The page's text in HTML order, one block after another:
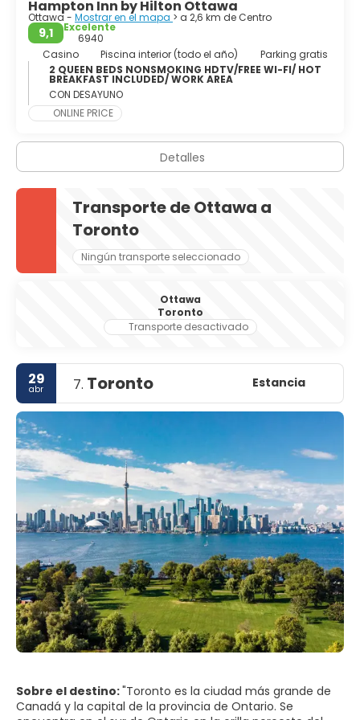
transforma en una pista de patinaje masiva. También
hay dos museos notables, la Galería Nacional de Canadá,
y el Museo Canadiense de la Civilización.
La capital de Canadá difícilmente podría ser más
hermosa. Dinámico, sociable, bilingüe, la ciudad cuenta
con festivales, parques, teatros, museos, restaurantes,
tiendas y suficientes lugares para cumplir con las
Hampton Inn by Hilton Ottawa
Ottawa - Mostrar en el mapa > a 2,6 km de Centro
9,1
Excelente
6940
Casino
Piscina interior (todo el año)
Parking gratis
2 QUEEN BEDS NONSMOKING HDTV/FREE WI-FI/ HOT
BREAKFAST INCLUDED/ WORK AREA
CON DESAYUNO
ONLINE PRICE
Detalles
Transporte de Ottawa a
Toronto
Ningún transporte seleccionado
Ottawa
Toronto
Transporte desactivado
29
abr 7. Toronto Estancia
Sobre el destino:"Toronto es la ciudad más grande de
Canadá y la capital de la provincia de Ontario. Se